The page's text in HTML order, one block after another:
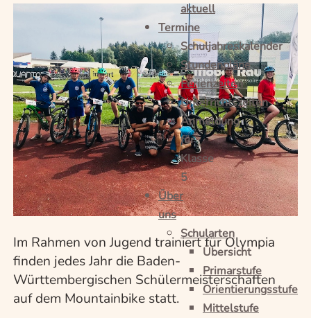
aktuell
Termine
Schuljahreskalender
Stundenpläne
Ferienzeiten
Unterrichtszeiten
Anmeldung
für
Klasse
5
Über
uns
Schularten
Übersicht
Primarstufe
Orientierungsstufe
Mittelstufe
Im Rahmen von Jugend trainiert für Olympia
finden jedes Jahr die Baden-
Württembergischen Schülermeisterschaften
auf dem Mountainbike statt.